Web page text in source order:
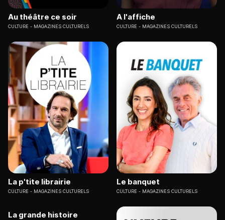
Au théâtre ce soir
CULTURE MAGAZINES CULTURELS
A l'affiche
CULTURE MAGAZINES CULTURELS
La p'tite librairie
CULTURE MAGAZINES CULTURELS
Le banquet
CULTURE MAGAZINES CULTURELS
La grande histoire